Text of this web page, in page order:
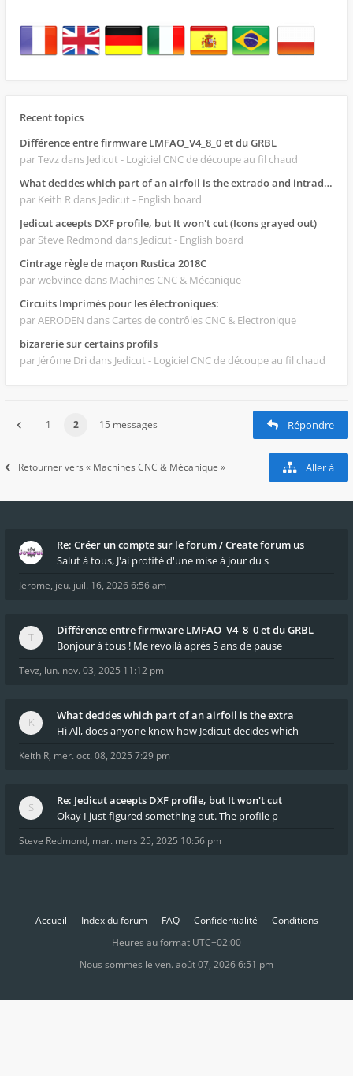
Recent topics
Différence entre firmware LMFAO_V4_8_0 et du GRBL
par Tevz dans Jedicut - Logiciel CNC de découpe au fil chaud
What decides which part of an airfoil is the extrado and intrado?
par Keith R dans Jedicut - English board
Jedicut aceepts DXF profile, but It won't cut (Icons grayed out)
par Steve Redmond dans Jedicut - English board
Cintrage règle de maçon Rustica 2018C
par webvince dans Machines CNC & Mécanique
Circuits Imprimés pour les électroniques:
par AERODEN dans Cartes de contrôles CNC & Electronique
bizarerie sur certains profils
par Jérôme Dri dans Jedicut - Logiciel CNC de découpe au fil chaud
1 2 15 messages Répondre
Retourner vers « Machines CNC & Mécanique » Aller à
Re: Créer un compte sur le forum / Create forum us
Salut à tous, J'ai profité d'une mise à jour du s
Jerome, jeu. juil. 16, 2026 6:56 am
Différence entre firmware LMFAO_V4_8_0 et du GRBL
Bonjour à tous ! Me revoilà après 5 ans de pause
Tevz, lun. nov. 03, 2025 11:12 pm
What decides which part of an airfoil is the extra
Hi All, does anyone know how Jedicut decides which
Keith R, mer. oct. 08, 2025 7:29 pm
Re: Jedicut aceepts DXF profile, but It won't cut
Okay I just figured something out. The profile p
Steve Redmond, mar. mars 25, 2025 10:56 pm
Accueil Index du forum FAQ Confidentialité
Conditions
Heures au format UTC+02:00
Nous sommes le ven. août 07, 2026 6:51 pm